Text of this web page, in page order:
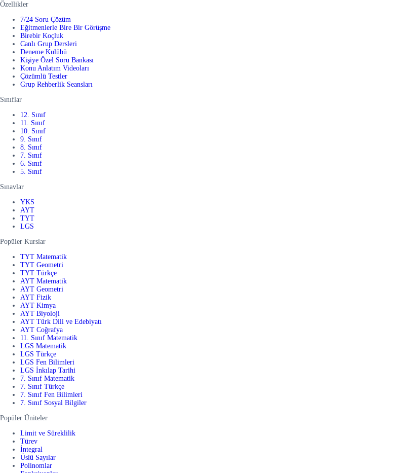
Özellikler
7/24 Soru Çözüm
Eğitmenlerle Bire Bir Görüşme
Birebir Koçluk
Canlı Grup Dersleri
Deneme Kulübü
Kişiye Özel Soru Bankası
Konu Anlatım Videoları
Çözümlü Testler
Grup Rehberlik Seansları
Sınıflar
12. Sınıf
11. Sınıf
10. Sınıf
9. Sınıf
8. Sınıf
7. Sınıf
6. Sınıf
5. Sınıf
Sınavlar
YKS
AYT
TYT
LGS
Popüler Kurslar
TYT Matematik
TYT Geometri
TYT Türkçe
AYT Matematik
AYT Geometri
AYT Fizik
AYT Kimya
AYT Biyoloji
AYT Türk Dili ve Edebiyatı
AYT Coğrafya
11. Sınıf Matematik
LGS Matematik
LGS Türkçe
LGS Fen Bilimleri
LGS İnkılap Tarihi
7. Sınıf Matematik
7. Sınıf Türkçe
7. Sınıf Fen Bilimleri
7. Sınıf Sosyal Bilgiler
Popüler Üniteler
Limit ve Süreklilik
Türev
İntegral
Üslü Sayılar
Polinomlar